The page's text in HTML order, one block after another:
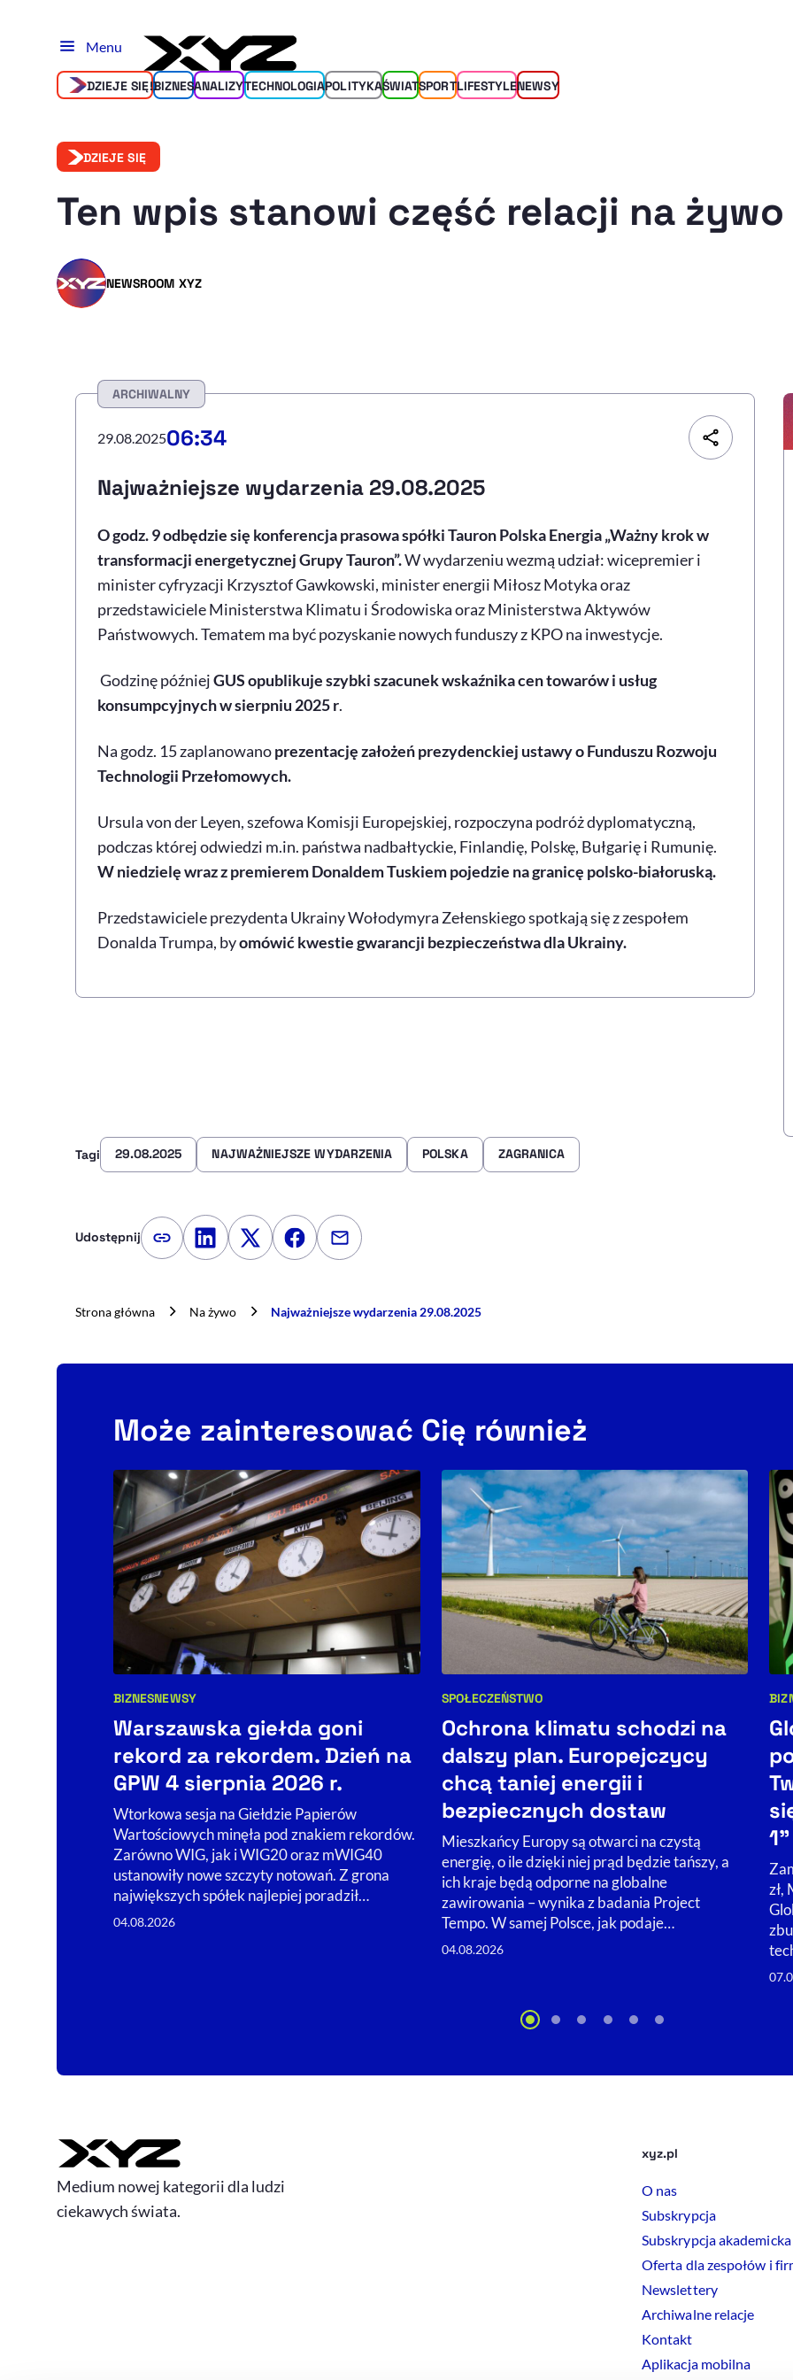
Menu
DZIEJE SIĘ!BIZNESANALIZYTECHNOLOGIAPOLITYKAŚWIATSPORTLIFESTYLENEWSY
DZIEJE SIĘ
Ten wpis stanowi część relacji na
NEWSROOM XYZ
ARCHIWALNY
29.08.202506:34
Najważniejsze wydarzenia 29.08.2025
O godz. 9 odbędzie się konferencja prasowa spółki Tauron Polska Energia „Ważny krok w
transformacji energetycznej Grupy Tauron”.W wydarzeniu wezmą udział: wicepremier i
minister cyfryzacji Krzysztof Gawkowski, minister energii Miłosz Motyka oraz
przedstawiciele Ministerstwa Klimatu i Środowiska oraz Ministerstwa Aktywów
Państwowych. Tematem ma być pozyskanie nowych funduszy z KPO na inwestycje.
Godzinę późniejGUS opublikuje szybki szacunek wskaźnika cen towarów i usług
konsumpcyjnych w sierpniu 2025 r.
Na godz. 15 zaplanowanoprezentację założeń prezydenckiej ustawy o Funduszu Rozwoju
Technologii Przełomowych.
Ursula von der Leyen, szefowa Komisji Europejskiej, rozpoczyna podróż dyplomatyczną,
podczas której odwiedzi m.in. państwa nadbałtyckie, Finlandię, Polskę, Bułgarię i Rumunię.
W niedzielę wraz z premierem Donaldem Tuskiem pojedzie na granicę polsko-białoruską.
Przedstawiciele prezydenta Ukrainy Wołodymyra Zełenskiego spotkają się z zespołem
Donalda Trumpa, byomówić kwestie gwarancji bezpieczeństwa dla Ukrainy.
Tagi 29.08.2025 NAJWAŻNIEJSZE WYDARZENIA POLSKA ZAGRANICA
Udostępnij Kopiuj link artykułu
Udostępnij na LinkedIn
Udostępnij na Twitterze
Udostępnij na Facebooku
Udostępnij przez e-mail
Strona główna Na żywo Najważniejsze wydarzenia 29.08.2025
Może zainteresować Cię również
Kategorie artykułu:
BIZNESNEWSY
Warszawska giełda goni
rekord za rekordem. Dzień na
GPW 4 sierpnia 2026 r.
Wtorkowa sesja na Giełdzie Papierów
Wartościowych minęła pod znakiem rekordów.
Zarówno WIG, jak i WIG20 oraz mWIG40
ustanowiły nowe szczyty notowań. Z grona
największych spółek najlepiej poradził…
04.08.2026
Kategorie artykułu:
SPOŁECZEŃSTWO
Ochrona klimatu schodzi na
dalszy plan. Europejczycy
chcą taniej energii i
bezpiecznych dostaw
Mieszkańcy Europy są otwarci na czystą
energię, o ile dzięki niej prąd będzie tańszy, a
ich kraje będą odporne na globalne
zawirowania – wynika z badania Project
Tempo. W samej Polsce, jak podaje…
04.08.2026
1”
zł,
Medium nowej kategorii dla ludzi
ciekawych świata.
xyz.pl
O nas
Subskrypcja
Subskrypcja akademicka
Oferta dla zespołów i
Newslettery
Archiwalne relacje
Kontakt
Aplikacja mobilna